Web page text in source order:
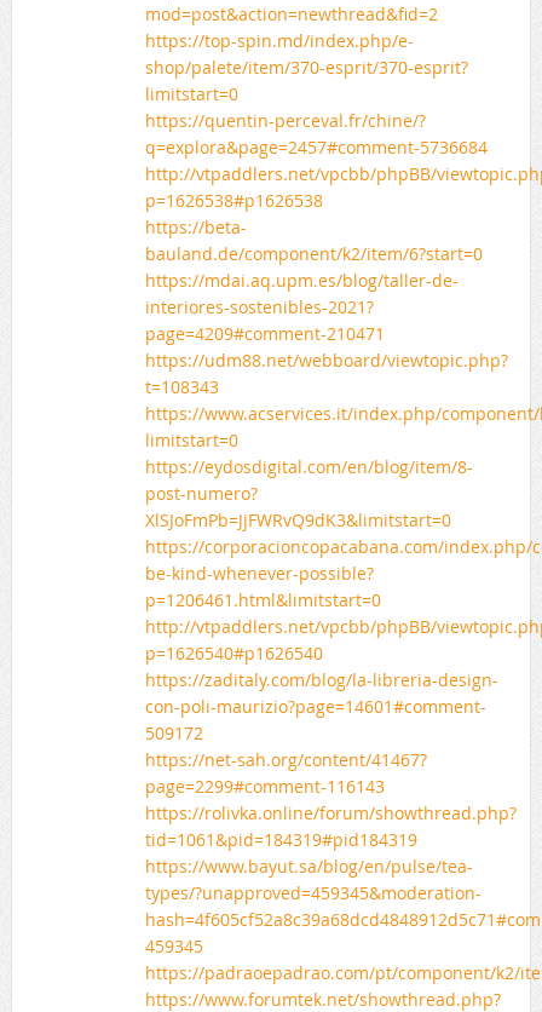
mod=post&action=newthread&fid=2
https://top-spin.md/index.php/e-
shop/palete/item/370-esprit/370-esprit?
limitstart=0
https://quentin-perceval.fr/chine/?
q=explora&page=2457#comment-5736684
http://vtpaddlers.net/vpcbb/phpBB/
p=1626538#p1626538
https://beta-
bauland.de/component/k2/item/6?start=0
https://mdai.aq.upm.es/blog/taller-de-
interiores-sostenibles-2021?
page=4209#comment-210471
https://udm88.net/webboard/viewtopic.php?
t=108343
https://www.acservices.it/index.php/
limitstart=0
https://eydosdigital.com/en/blog/item/8-
post-numero?
XlSJoFmPb=JjFWRvQ9dK3&limitstart=0
https://corporacioncopacabana.com/index.php/
be-kind-whenever-possible?
p=1206461.html&limitstart=0
http://vtpaddlers.net/vpcbb/phpBB/
p=1626540#p1626540
https://zaditaly.com/blog/la-libreria-design-
con-poli-maurizio?page=14601#comment-
509172
https://net-sah.org/content/41467?
page=2299#comment-116143
https://rolivka.online/forum/showthread.php?
tid=1061&pid=184319#pid184319
https://www.bayut.sa/blog/en/pulse/tea-
types/?unapproved=459345&moderation-
459345
https://padraoepadrao.com/pt/component/k2/item/
https://www.forumtek.net/showthread.php?